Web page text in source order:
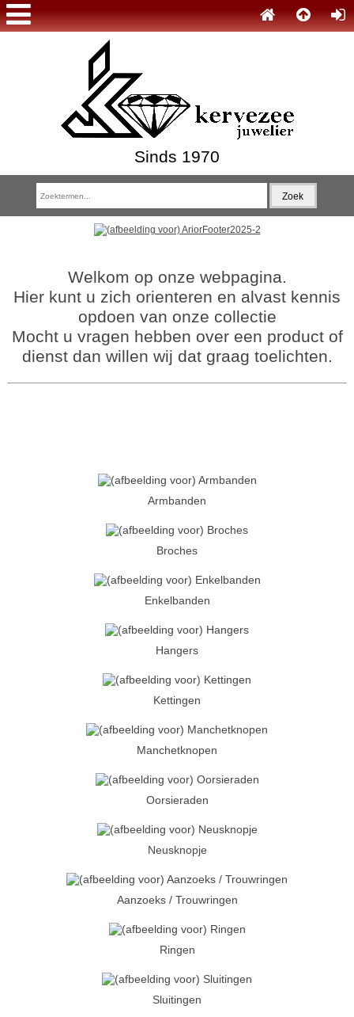
Sinds 1970
Welkom op onze webpagina.
Hier kunt u zich orienteren en alvast kennis
opdoen van onze collectie
Mocht u vragen hebben over een product of
dienst dan willen wij dat graag toelichten.
Armbanden
Broches
Enkelbanden
Hangers
Kettingen
Manchetknopen
Oorsieraden
Neusknopje
Aanzoeks / Trouwringen
Ringen
Sluitingen